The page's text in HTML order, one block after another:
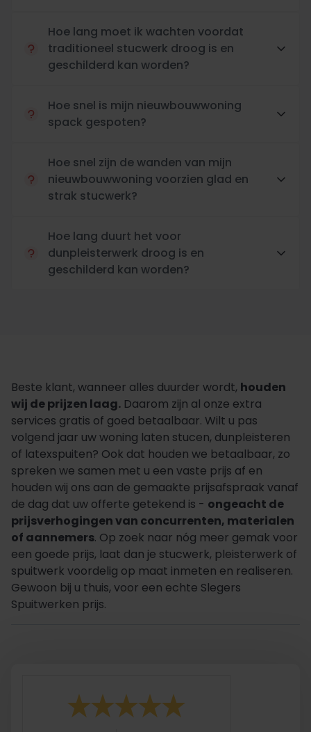
Hoe lang moet ik wachten voordat
traditioneel stucwerk droog is en
geschilderd kan worden?
Hoe snel is mijn nieuwbouwwoning
spack gespoten?
Hoe snel zijn de wanden van mijn
nieuwbouwwoning voorzien glad en
strak stucwerk?
Hoe lang duurt het voor
dunpleisterwerk droog is en
geschilderd kan worden?
Beste klant, wanneer alles duurder wordt, houden
wij de prijzen laag. Daarom zijn al onze extra
services gratis of goed betaalbaar. Wilt u pas
volgend jaar uw woning laten stucen, dunpleisteren
of latexspuiten? Ook dat houden we betaalbaar, zo
spreken we samen met u een vaste prijs af en
houden wij ons aan de gemaakte prijsafspraak vanaf
de dag dat uw offerte getekend is - ongeacht de
prijsverhogingen van concurrenten, materialen
of aannemers. Op zoek naar nóg meer gemak voor
een goede prijs, laat dan je stucwerk, pleisterwerk of
spuitwerk voordelig op maat inmeten en realiseren.
Gewoon bij u thuis, voor een echte Slegers
Spuitwerken prijs.